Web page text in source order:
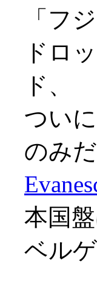
「フ
ドロ
ド、
つい
のみ
本国
ベル